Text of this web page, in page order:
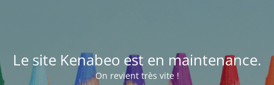
Le site Kenabeo est en maintenance.
On revient très vite !